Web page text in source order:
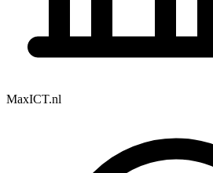
MaxICT.nl